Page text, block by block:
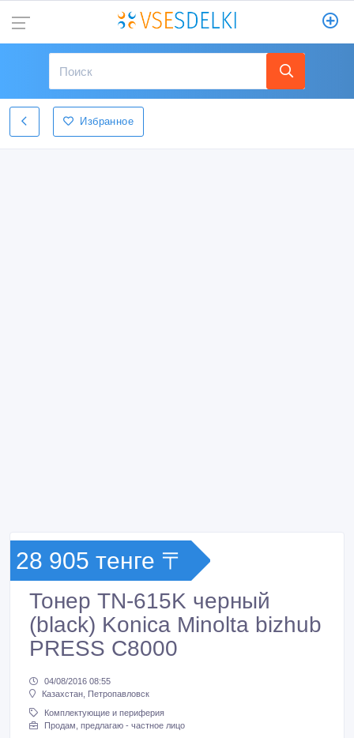
Избранное
28 905 тенге 〒
Тонер TN-615K черный
(black) Konica Minolta bizhub
PRESS C8000
04/08/2016 08:55
Казахстан, Петропавловск
Комплектующие и периферия
Продам, предлагаю - частное лицо